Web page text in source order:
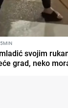
svojim
grad, neko